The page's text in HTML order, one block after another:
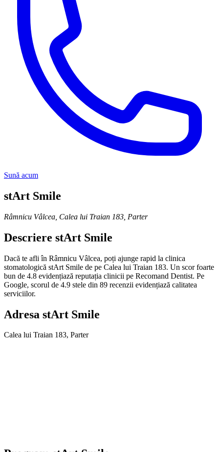
Sună acum
stArt Smile
Râmnicu Vâlcea Calea lui Traian 183, Parter
Descriere stArt Smile
Dacă te afli în Râmnicu Vâlcea, poți ajunge rapid la clinica
stomatologică stArt Smile de pe Calea lui Traian 183. Un scor foarte
bun de 4.8 evidențiază reputația clinicii pe Recomand Dentist. Pe
Google, scorul de 4.9 stele din 89 recenzii evidențiază calitatea
serviciilor.
Adresa stArt Smile
Calea lui Traian 183, Parter